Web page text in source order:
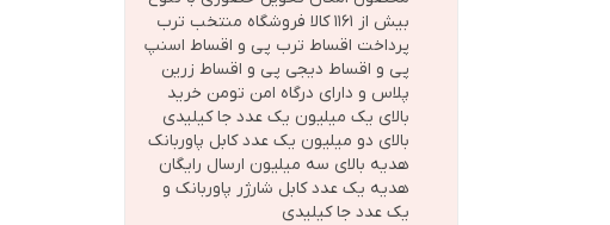
بیش از 1161 کالا فروشگاه منتخب ترب
پرداخت اقساط ترب پی و اقساط اسنپ
پی و اقساط دیجی پی و اقساط زرین
پلاس و دارای درگاه امن تومن خرید
بالای یک میلیون یک عدد جا کیلیدی
بالای دو میلیون یک عدد کابل پاوربانک
هدیه بالای سه میلیون ارسال رایگان
هدیه یک عدد کابل شارژر پاوربانک و
یک عدد جا کیلیدی